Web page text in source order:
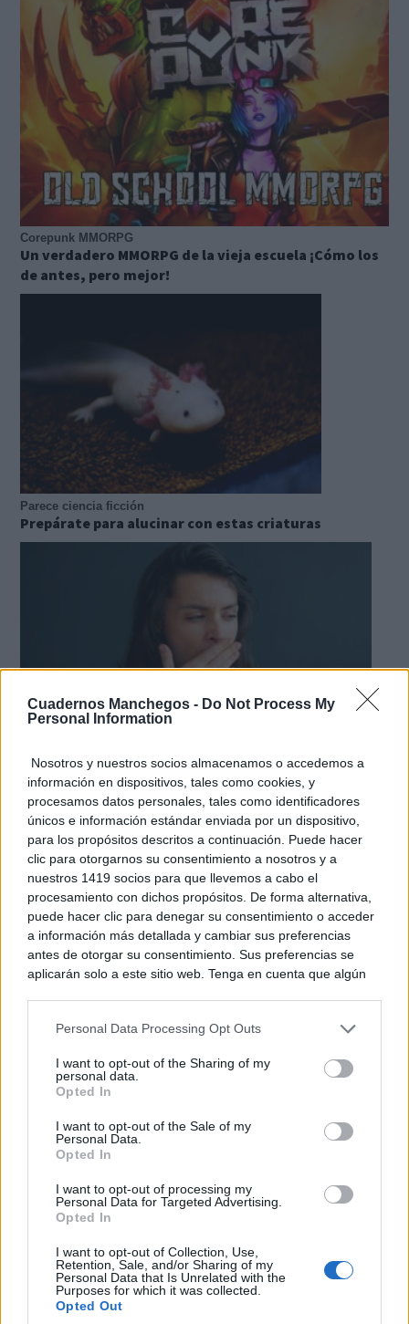
Cuadernos Manchegos - Do Not Process My
Personal Information
Nosotros y nuestros socios almacenamos o accedemos a
información en dispositivos, tales como cookies, y
procesamos datos personales, tales como identificadores
únicos e información estándar enviada por un dispositivo,
para los propósitos descritos a continuación. Puede hacer
clic para otorgarnos su consentimiento a nosotros y a
nuestros 1419 socios para que llevemos a cabo el
procesamiento con dichos propósitos. De forma alternativa,
puede hacer clic para denegar su consentimiento o acceder
a información más detallada y cambiar sus preferencias
antes de otorgar su consentimiento. Sus preferencias se
aplicarán solo a este sitio web. Tenga en cuenta que algún
rechazar tal procesamiento. Puede cambiar sus preferencias
a este sitio y haciendo clic en el botón "Privacidad" en la
parte inferior de la página web.
Please note that this website/app uses one or more Google
services and may gather and store information including but
not limited to your visit or usage behaviour. You may click to
use your data for below specified purposes in below Google
consent section.
Personal Data Processing Opt Outs
I want to opt-out of the Sharing of my
personal data.
Opted In
I want to opt-out of the Sale of my
Personal Data.
Opted In
I want to opt-out of processing my
Personal Data for Targeted Advertising.
Opted In
I want to opt-out of Collection, Use,
Retention, Sale, and/or Sharing of my
Personal Data that Is Unrelated with the
Purposes for which it was collected.
Opted Out
Corepunk MMORPG
Un verdadero MMORPG de la vieja escuela ¡Cómo los
de antes, pero mejor!
Parece ciencia ficción
Prepárate para alucinar con estas criaturas
¿Por qué se contagia?
La ciencia explica por qué el bostezo es contagioso
Costumbres que rompen todos los esquemas